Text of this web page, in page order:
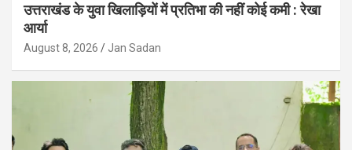
उत्तराखंड के युवा खिलाड़ियों में प्रतिभा की नहीं कोई कमी : रेखा
आर्या
August 8, 2026 Jan Sadan